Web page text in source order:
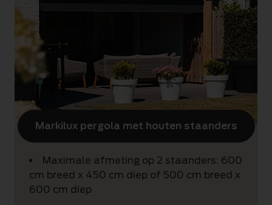
Maximale afmeting op 2 staanders: 600
cm breed x 450 cm diep of 500 cm breed x
600 cm diep
Markilux pergola met houten staanders